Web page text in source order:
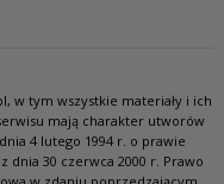
w tym wszystkie materiały i ich
mają charakter utworów
4 lutego 1994 r. o prawie
30 czerwca 2000 r. Prawo